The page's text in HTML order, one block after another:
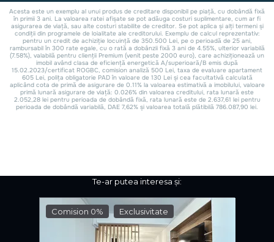
Te-ar putea interesa și:
Comision 0% Exclusivitate